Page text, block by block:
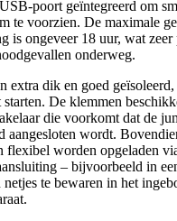
poort geïntegreerd om
te voorzien. De maximale
is ongeveer 18 uur, wat
onderweg.
extra dik en goed
De klemmen
die voorkomt dat de
aangesloten wordt.
flexibel worden opgeladen
– bijvoorbeeld in
te bewaren in het